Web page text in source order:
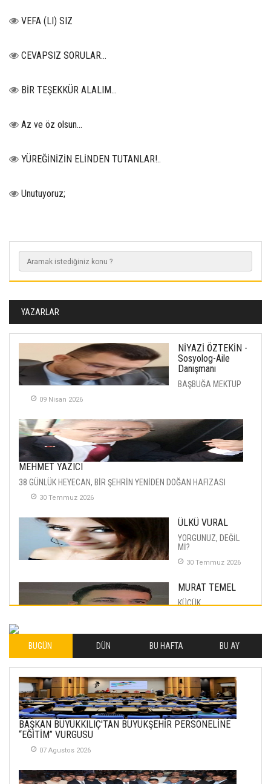
VEFA (LI) SIZ
CEVAPSIZ SORULAR…
BİR TEŞEKKÜR ALALIM...
Az ve öz olsun…
YÜREĞİNİZİN ELİNDEN TUTANLAR!..
Unutuyoruz;
YAZARLAR
NİYAZİ ÖZTEKİN -
Sosyolog-Aile
Danışmanı
BAŞBUĞA MEKTUP
09 Nisan 2026
MEHMET YAZICI
38 GÜNLÜK HEYECAN, BİR ŞEHRİN YENİDEN DOĞAN HAFIZASI
30 Temmuz 2026
ÜLKÜ VURAL
YORGUNUZ, DEĞİL
Mİ?
30 Temmuz 2026
MURAT TEMEL
KÜÇÜK
İLHAN YILMAZ
SOFRADA AYRIMCILIK
VAR
26 Subat 2026
METİN ERTEM
BUGÜN DÜN BU HAFTA BU AY
BAŞKAN BÜYÜKKILIÇ'TAN BÜYÜKŞEHİR PERSONELİNE
“EĞİTİM” VURGUSU
07 Agustos 2026